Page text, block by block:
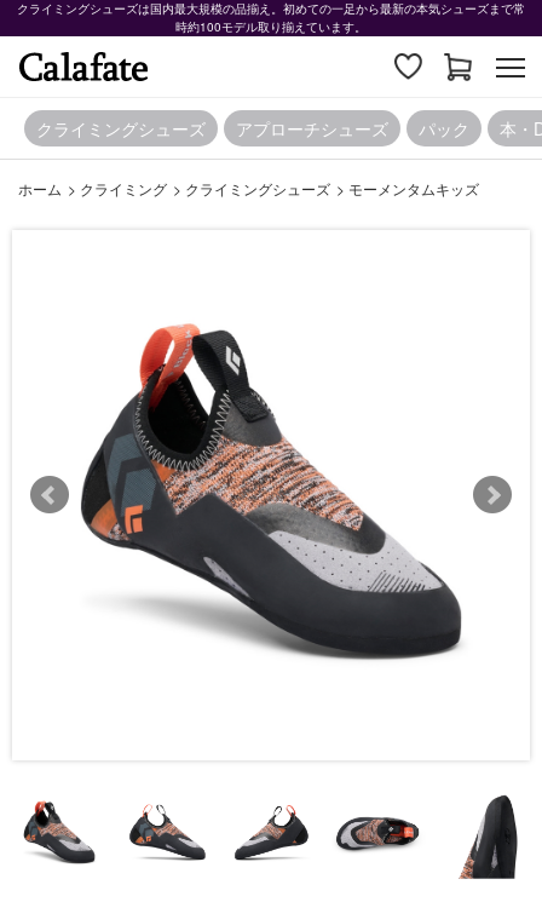
クライミングシューズは国内最大規模の品揃え。初めての一足から最新の本気シューズまで常
時約100モデル取り揃えています。
クライミングシューズ アプローチシューズ パック 本・
ホーム > クライミング > クライミングシューズ > モーメンタムキッズ